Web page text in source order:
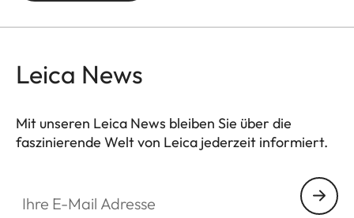
Signalfarbe schnell zu finden.
Mit dem neuen Geovid Pro 8x42 Edition Orange
wurde die Modellreihe der revolutionären
weitergeführt. Neben dem präzisen Laser der
Leica News
Mit unseren Leica News bleiben Sie über die
faszinierende Welt von Leica jederzeit informiert.